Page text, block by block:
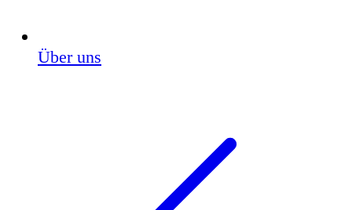
Über uns